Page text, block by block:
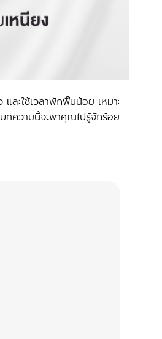
ละใช้เวลาพักฟื้นน้อย เหมาะ
ทความนี้จะพาคุณไปรู้จักร้อย